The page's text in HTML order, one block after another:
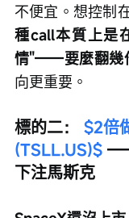
不便宜。想控制
種call本質上是
情"——要麼翻幾
向更重要。
標的二： $2倍
(TSLL.US)$
下注馬斯克